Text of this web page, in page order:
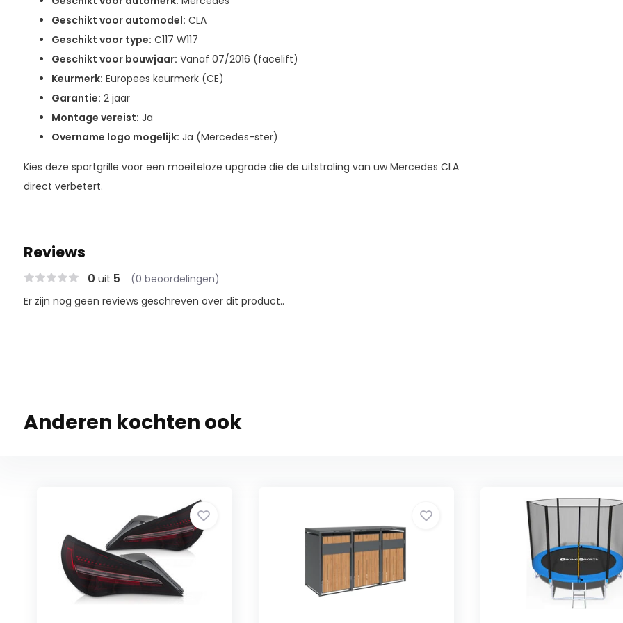
Geschikt voor automodel: CLA
Geschikt voor type: C117 W117
Geschikt voor bouwjaar: Vanaf 07/2016 (facelift)
Keurmerk: Europees keurmerk (CE)
Garantie: 2 jaar
Montage vereist: Ja
Overname logo mogelijk: Ja (Mercedes-ster)
Kies deze sportgrille voor een moeiteloze upgrade die de uitstraling van uw Mercedes CLA
direct verbetert.
Reviews
0 uit 5 (0 beoordelingen)
Er zijn nog geen reviews geschreven over dit product..
Anderen kochten ook